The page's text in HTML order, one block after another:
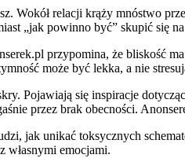
Wokół relacji krąży mnóstwo
„jak powinno być” skupić się
przypomina, że bliskość
może być lekka, a nie
Pojawiają się inspiracje
przez brak obecności.
jak unikać toksycznych
własnymi emocjami.